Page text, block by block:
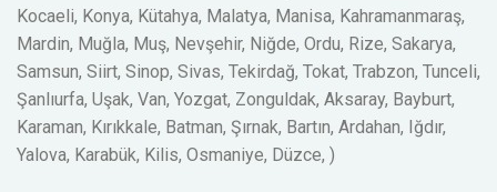
Kocaeli, Konya, Kütahya, Malatya, Manisa, Kahramanmaraş,
Mardin, Muğla, Muş, Nevşehir, Niğde, Ordu, Rize, Sakarya,
Samsun, Siirt, Sinop, Sivas, Tekirdağ, Tokat, Trabzon, Tunceli,
Şanlıurfa, Uşak, Van, Yozgat, Zonguldak, Aksaray, Bayburt,
Karaman, Kırıkkale, Batman, Şırnak, Bartın, Ardahan, Iğdır,
Yalova, Karabük, Kilis, Osmaniye, Düzce, )